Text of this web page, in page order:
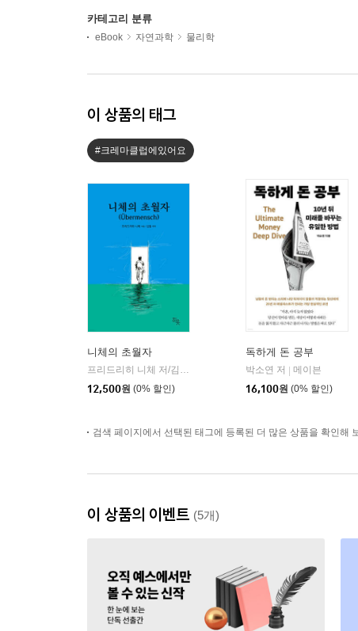
카테고리 분류
eBook 자연과학 물리학
이 상품의 태그
#크레마클럽에있어요
니체의 초월자
프리드리히 니체 저/김철 편역
12,500원 (0% 할인)
독하게 돈 공부
박소연 저
메이븐
16,100원 (0% 할인)
검색 페이지에서 선택된 태그에 등록된 더 많은 상품을 확인해
이 상품의 이벤트 (5개)